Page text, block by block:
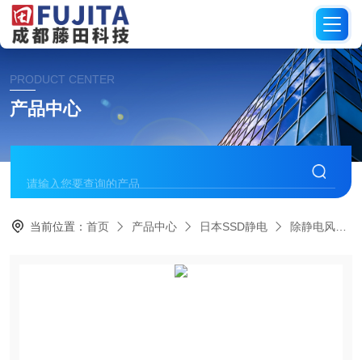
PRODUCT CENTER
产品中心
当前位置：首页 产品中心 日本SSD静电 除静电风机